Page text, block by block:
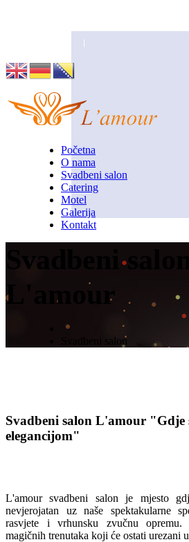
Početna
O nama
Svadbeni salon
Catering
Motel
Galerija
Kontakt
Svadbeni salon
L'amour
Svadbeni salon
Svadbeni salon L'amour "Gdje
elegancijom"
L'amour svadbeni salon je mjesto
nevjerojatan uz naše spektakularne
rasvjete i vrhunsku zvučnu opremu.
magičnih trenutaka koji će ostati urezani